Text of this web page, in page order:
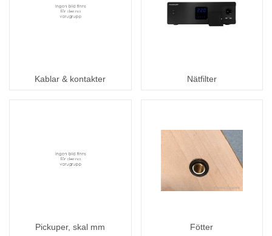
Kablar & kontakter Nätfilter
Pickuper, skal mm Fötter